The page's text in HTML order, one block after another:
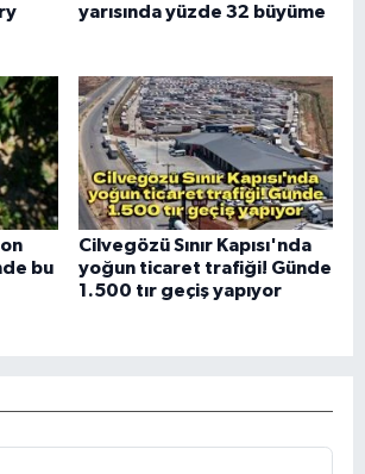
yarısında yüzde 32 büyüme
bu
Cilvegözü Sınır Kapısı'nda
yoğun ticaret trafiği! Günde
1.500 tır geçiş yapıyor